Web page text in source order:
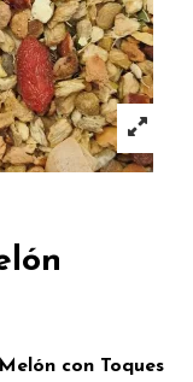
con Toques